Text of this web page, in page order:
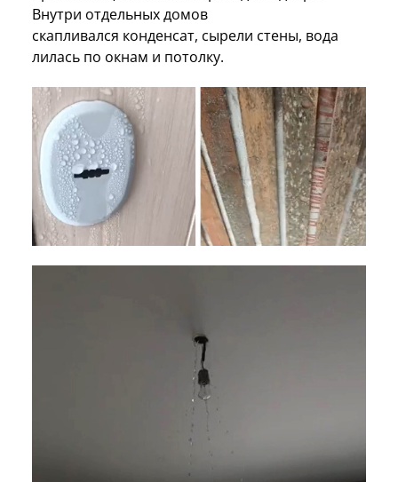
Внутри отдельных домов
скапливался конденсат, сырели стены, вода
лилась по окнам и потолку.